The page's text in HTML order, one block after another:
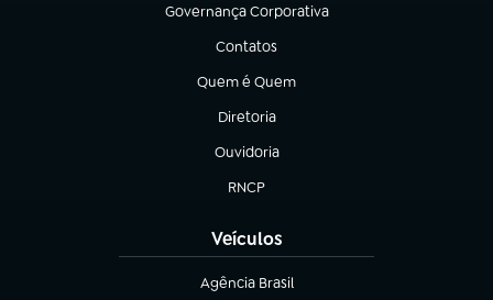
Governança Corporativa
(abre em nova aba)
Contatos
(abre em nova aba)
Quem é Quem
(abre em nova aba)
Diretoria
(abre em nova aba)
Ouvidoria
(abre em nova aba)
RNCP
(abre em nova aba)
Veículos
Agência Brasil
(abre em nova aba)